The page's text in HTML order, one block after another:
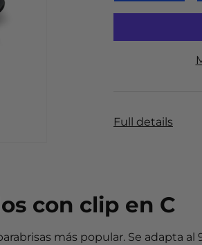
Full details
con clip en C
más popular. Se adapta al